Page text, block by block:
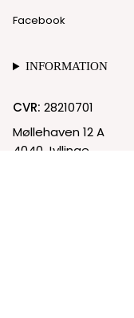
Facebook
INFORMATION
CVR: 28210701
Møllehaven 12 A
4040 Jyllinge